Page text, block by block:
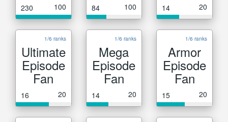
230 100 84 100 14 20
1/6 ranks
Ultimate
Episode
Fan
16 20
1/6 ranks
Mega
Episode
Fan
14 20
1/6 ranks
Armor
Episode
Fan
15 20